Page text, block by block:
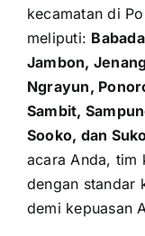
kecamatan di
meliputi:
Jambon,
Ngrayun,
Sambit,
Sooko, dan
acara Anda, tim
dengan standar
demi kepuasan